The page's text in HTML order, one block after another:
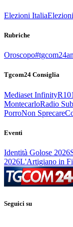
Elezioni Italia
Rubriche
Oroscopo
Tgcom24 Consiglia
Mediaset InfinityR101
MontecarloRadio
PorroNon Sprecare
Eventi
Identità Golose 2026
2026L'Artigiano in
Seguici su